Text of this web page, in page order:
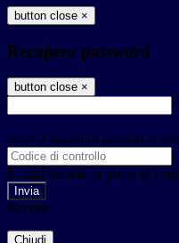
button close ×
Recupero password
button close ×
Non hai una e-mail associata al
E-mail inviata, si prega di
Errore
Chiudi